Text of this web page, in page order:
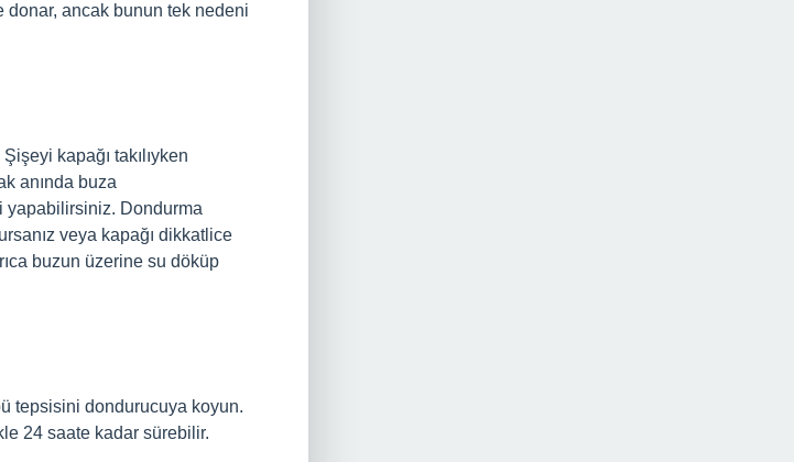
donar, ancak bunun tek nedeni
kapağı takılıyken
anında buza
yapabilirsiniz. Dondurma
veya kapağı dikkatlice
buzun üzerine su döküp
tepsisini dondurucuya koyun.
24 saate kadar sürebilir.